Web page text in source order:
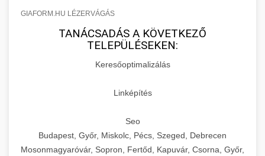
GIAFORM.HU LÉZERVÁGÁS
TANÁCSADÁS A KÖVETKEZŐ
TELEPÜLÉSEKEN:
Keresőoptimalizálás
Linképítés
Seo
Budapest, Győr, Miskolc, Pécs, Szeged, Debrecen
Mosonmagyaróvár, Sopron, Fertőd, Kapuvár, Csorna, Győr,